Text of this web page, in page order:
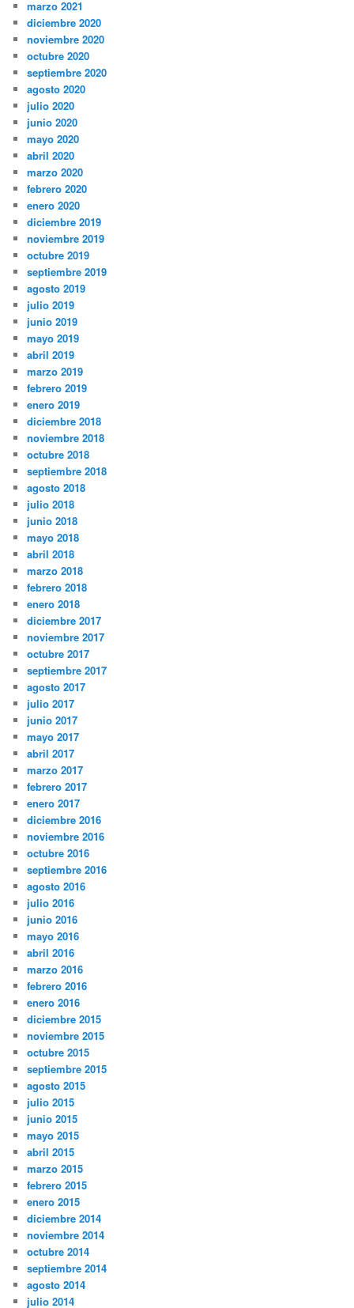
marzo 2021
diciembre 2020
noviembre 2020
octubre 2020
septiembre 2020
agosto 2020
julio 2020
junio 2020
mayo 2020
abril 2020
marzo 2020
febrero 2020
enero 2020
diciembre 2019
noviembre 2019
octubre 2019
septiembre 2019
agosto 2019
julio 2019
junio 2019
mayo 2019
abril 2019
marzo 2019
febrero 2019
enero 2019
diciembre 2018
noviembre 2018
octubre 2018
septiembre 2018
agosto 2018
julio 2018
junio 2018
mayo 2018
abril 2018
marzo 2018
febrero 2018
enero 2018
diciembre 2017
noviembre 2017
octubre 2017
septiembre 2017
agosto 2017
julio 2017
junio 2017
mayo 2017
abril 2017
marzo 2017
febrero 2017
enero 2017
diciembre 2016
noviembre 2016
octubre 2016
septiembre 2016
agosto 2016
julio 2016
junio 2016
mayo 2016
abril 2016
marzo 2016
febrero 2016
enero 2016
diciembre 2015
noviembre 2015
octubre 2015
septiembre 2015
agosto 2015
julio 2015
junio 2015
mayo 2015
abril 2015
marzo 2015
febrero 2015
enero 2015
diciembre 2014
noviembre 2014
octubre 2014
septiembre 2014
agosto 2014
julio 2014